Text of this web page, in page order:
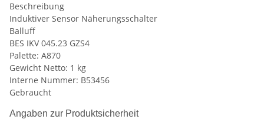
Beschreibung
Induktiver Sensor Näherungsschalter
Balluff
BES IKV 045.23 GZS4
Palette: A870
Gewicht Netto: 1 kg
Interne Nummer: B53456
Gebraucht
Angaben zur Produktsicherheit